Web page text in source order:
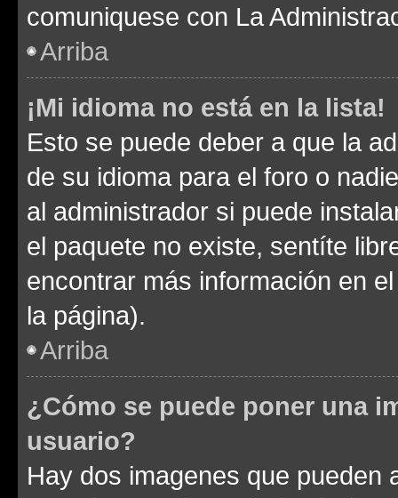
comuniquese con La
Arriba
¡Mi idioma no está en la lista!
Esto se puede deber a que la
de su idioma para el foro o
al administrador si puede
el paquete no existe, sentíte
encontrar más información en
la página).
Arriba
¿Cómo se puede poner una
usuario?
Hay dos imagenes que pueden